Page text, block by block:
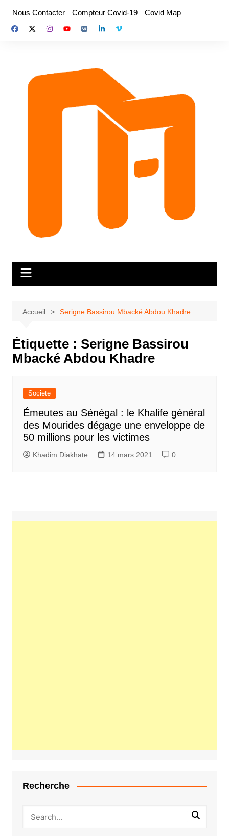
contenu
Nous Contacter Compteur Covid-19 Covid Map
Accueil Serigne Bassirou Mbacké Abdou Khadre
Étiquette : Serigne Bassirou
Mbacké Abdou Khadre
Societe
Émeutes au Sénégal : le Khalife général
des Mourides dégage une enveloppe de
50 millions pour les victimes
Khadim Diakhate 14 mars 2021 0
Recherche